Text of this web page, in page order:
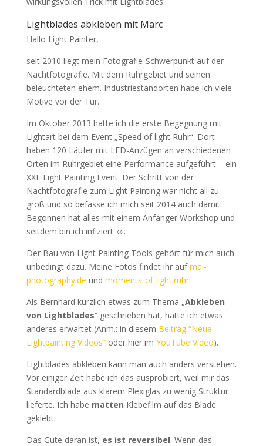
Lightblades abkleben mit Marc
Hallo Light Painter,
seit 2010 liegt mein Fotografie-Schwerpunkt auf der
Nachtfotografie. Mit dem Ruhrgebiet und seinen
beleuchteten ehem. Industriestandorten habe ich viele
Motive vor der Tür.
Im Oktober 2013 hatte ich die erste Begegnung mit
Lightart bei dem Event „Speed of light Ruhr“. Dort
haben 120 Läufer mit LED-Anzügen an verschiedenen
Orten im Ruhrgebiet eine Performance aufgeführt – ein
XXL Light Painting Event. Der Schritt von der
Nachtfotografie zum Light Painting war nicht all zu
groß und so befasse ich mich seit 2014 auch damit.
Begonnen hat alles mit einem Anfänger Workshop und
seitdem bin ich infiziert ☺.
Der Bau von Light Painting Tools gehört für mich auch
unbedingt dazu. Meine Fotos findet ihr aufmal-
photography.de und moments-of-light.ruhr.
Als Bernhard kürzlich etwas zum Thema „Abkleben
von Lightblades“ geschrieben hat, hatte ich etwas
anderes erwartet (Anm.: in diesem Beitrag “Neue
Lightpainting Videos”oder hier im YouTube Video).
Lightblades abkleben kann man auch anders verstehen.
Vor einiger Zeit habe ich das ausprobiert, weil mir das
Standardblade aus klarem Plexiglas zu wenig Struktur
lieferte. Ich habe matten Klebefilm auf das Blade
geklebt.
Das Gute daran ist, es ist reversibel. Wenn das